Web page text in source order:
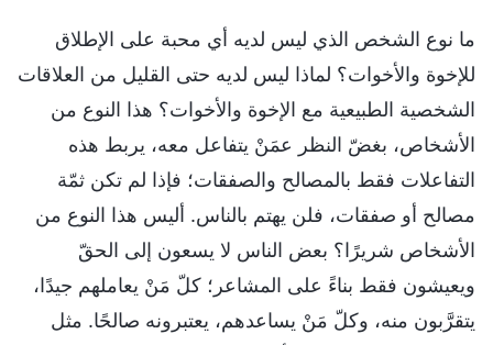
ما نوع الشخص الذي ليس لديه أي محبة على الإطلاق
للإخوة والأخوات؟ لماذا ليس لديه حتى القليل من العلاقات
الشخصية الطبيعية مع الإخوة والأخوات؟ هذا النوع من
الأشخاص، بغضّ النظر عمَنْ يتفاعل معه، يربط هذه
التفاعلات فقط بالمصالح والصفقات؛ فإذا لم تكن ثمّة
مصالح أو صفقات، فلن يهتم بالناس. أليس هذا النوع من
الأشخاص شريرًا؟ بعض الناس لا يسعون إلى الحقّ
ويعيشون فقط بناءً على المشاعر؛ كلّ مَنْ يعاملهم جيدًا،
يتقرَّبون منه، وكلّ مَنْ يساعدهم، يعتبرونه صالحًا. مثل